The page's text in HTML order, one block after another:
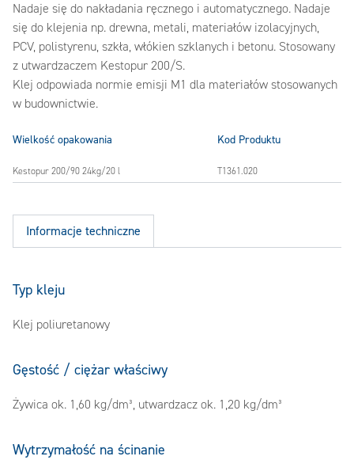
Nadaje się do nakładania ręcznego i automatycznego. Nadaje
się do klejenia np. drewna, metali, materiałów izolacyjnych,
PCV, polistyrenu, szkła, włókien szklanych i betonu. Stosowany
z utwardzaczem Kestopur 200/S.
Klej odpowiada normie emisji M1 dla materiałów stosowanych
w budownictwie.
Wielkość opakowania Kod Produktu
Kestopur 200/90 24kg/20 l T1361.020
Informacje techniczne
Typ kleju
Klej poliuretanowy
Gęstość / ciężar właściwy
Żywica ok. 1,60 kg/dm³, utwardzacz ok. 1,20 kg/dm³
Wytrzymałość na ścinanie